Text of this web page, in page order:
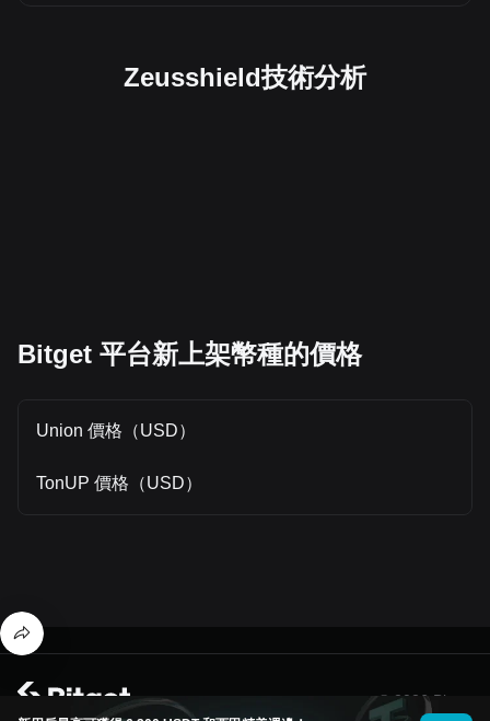
Zeusshield技術分析
Bitget 平台新上架幣種的價格
Union 價格（USD）
TonUP 價格（USD）
© 2026 Bitget